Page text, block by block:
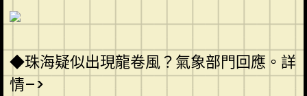
◆珠海疑似出現龍卷風？氣象部門回應。詳
情–>